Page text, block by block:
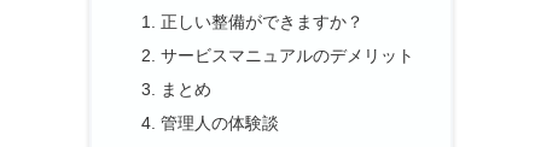
正しい整備ができますか？
サービスマニュアルのデメリット
まとめ
管理人の体験談